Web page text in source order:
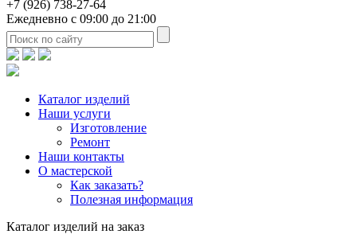
+7 (926) 738-27-64
Ежедневно с 09:00 до 21:00
Каталог изделий
Наши услуги
Изготовление
Ремонт
Наши контакты
О мастерской
Как заказать?
Полезная информация
Каталог изделий на заказ